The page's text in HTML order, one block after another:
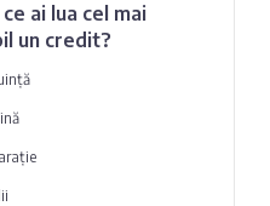
ai lua cel mai
un credit?